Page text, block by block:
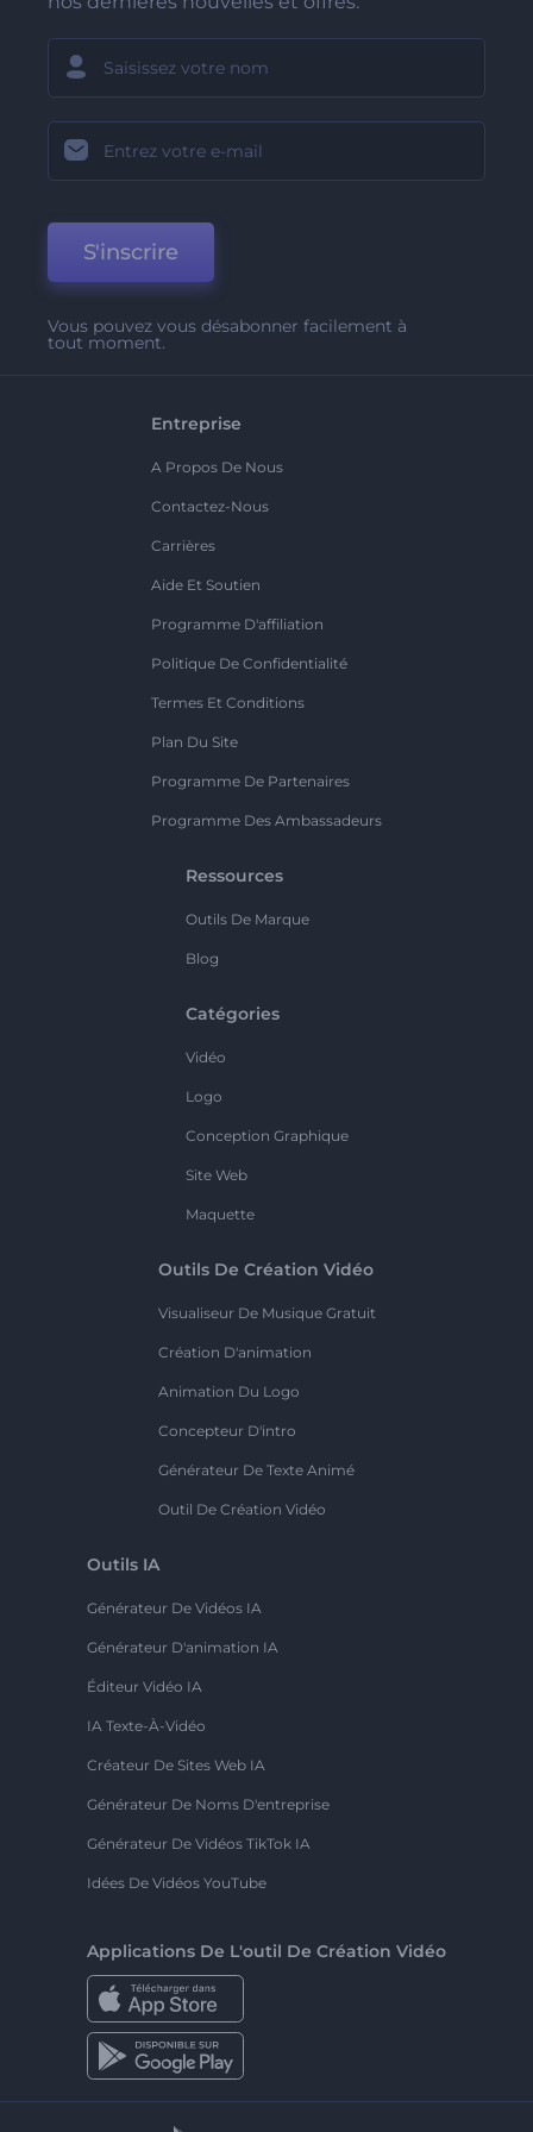
S'inscrire
Vous pouvez vous désabonner facilement à
tout moment.
Entreprise
A Propos De Nous
Contactez-Nous
Carrières
Aide Et Soutien
Programme D'affiliation
Politique De Confidentialité
Termes Et Conditions
Plan Du Site
Programme De Partenaires
Programme Des Ambassadeurs
Ressources
Outils De Marque
Blog
Catégories
Vidéo
Logo
Conception Graphique
Site Web
Maquette
Outils De Création Vidéo
Visualiseur De Musique Gratuit
Création D'animation
Animation Du Logo
Concepteur D'intro
Générateur De Texte Animé
Outil De Création Vidéo
Outils IA
Générateur De Vidéos IA
Générateur D'animation IA
Éditeur Vidéo IA
IA Texte-À-Vidéo
Créateur De Sites Web IA
Générateur De Noms D'entreprise
Générateur De Vidéos TikTok IA
Idées De Vidéos YouTube
Applications De L'outil De Création Vidéo